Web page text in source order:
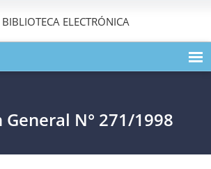
BIBLIOTECA ELECTRÓNICA
CONTENIDO DE LA PUBLICACIÓN
General N° 271/1998